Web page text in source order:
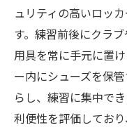
ュリティの高いロッ
す。練習前後にクラ
用具を常に手元に置
ー内にシューズを保
らし、練習に集中で
利便性を評価してお